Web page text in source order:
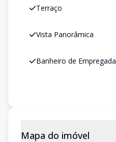
Terraço
Vista Panorâmica
Banheiro de Empregada
Mapa do imóvel